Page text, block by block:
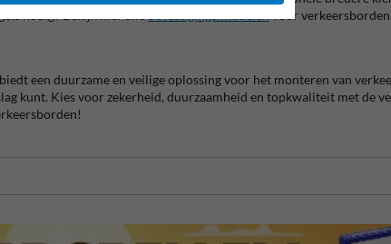
nodig? Bekijk hier alle
voor
een duurzame en veilige oplossing voor het monteren van
kunt. Kies voor zekerheid, duurzaamheid en topkwaliteit met de